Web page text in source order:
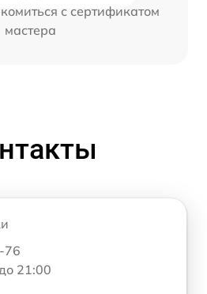
с сертификатом
мастера
76
21:00